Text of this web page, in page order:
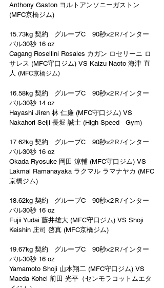
Anthony Gaston ヨルトアンソニーガストン
(MFC京橋ジム)
15.73kg 契約   グループC　90秒×2Ｒ/インター
バル30秒 16 oz
Cagang Rosellini Rosales カガン ロセリーニ ロ
サレス (MFC守口ジム) VS Kaizu Naoto 海津 直
人 (MFC京橋ジム)
16.58kg 契約   グループC　90秒×2Ｒ/インター
バル30秒 14 oz
Hayashi Jiren 林 仁廉 (MFC守口ジム) VS
Nakahori Seiji 長堀 誠士 (High Speed   Gym)
17.62kg 契約   グループC　90秒×2Ｒ/インター
バル30秒 16 oz
Okada Ryosuke 岡田 涼輔 (MFC守口ジム) VS
Lakmal Ramanayaka ラクマル ラマナヤカ (MFC
京橋ジム)
18.62kg 契約   グループC　90秒×2Ｒ/インター
バル30秒 16 oz
Fujii Yudai 藤井雄大 (MFC守口ジム) VS Shoji
Keishin 庄司 啓真 (MFC京橋ジム)
19.67kg 契約   グループC　90秒×2Ｒ/インター
バル30秒 16 oz
Yamamoto Shoji 山本翔二 (MFC守口ジム) VS
Maeda Kohei 前田 光平（センモラコットムエタ